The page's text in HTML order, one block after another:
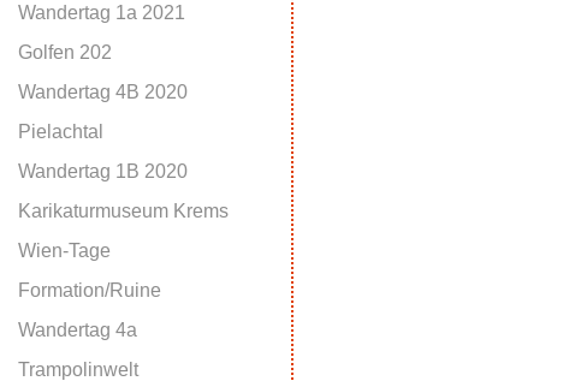
Wandertag 1a 2021
Golfen 202
Wandertag 4B 2020
Pielachtal
Wandertag 1B 2020
Karikaturmuseum Krems
Wien-Tage
Formation/Ruine
Wandertag 4a
Trampolinwelt